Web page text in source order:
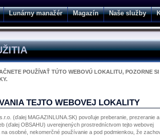
Lunárny manažér Magazín Naše služby
POUŽÍVAŤ TÚTO WEBOVÚ LOKALITU, POZORNE SI
TEJTO WEBOVEJ LOKALITY
(ďalej MAGAZINLUNA.SK) povoľuje preberanie, prezeranie a
(ďalej OBSAHU) uverejnených prostredníctvom tejto webovej
na osobné, nekomerčné používanie a pod podmienkou, že